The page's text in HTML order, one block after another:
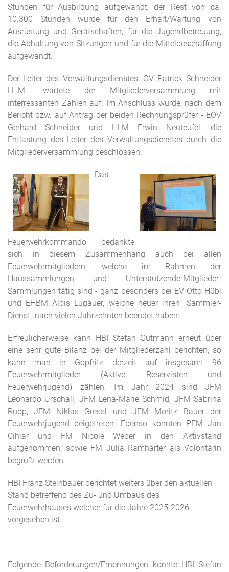
Stunden für Ausbildung aufgewandt, der Rest von ca.
10.300 Stunden wurde für den Erhalt/Wartung von
Ausrüstung und Gerätschaften, für die Jugendbetreuung,
die Abhaltung von Sitzungen und für die Mittelbeschaffung
aufgewandt.
Der Leiter des Verwaltungsdienstes, OV Patrick Schneider
LL.M., wartete der Mitgliederversammlung mit
interressanten Zahlen auf. Im Anschluss wurde, nach dem
Bericht bzw. auf Antrag der beiden Rechnungsprüfer - EOV
Gerhard Schneider und HLM Erwin Neuteufel, die
Entlastung des Leiter des Verwaltungsdienstes durch die
Mitgliederversammlung beschlossen.
Das
Feuerwehrkommando bedankte
sich in diesem Zusammenhang auch bei allen
Feuerwehrmitgliedern, welche im Rahmen der
Haussammlungen und Unterstützende-Mitglieder-
Sammlungen tätig sind - ganz besonders bei EV Otto Hübl
und EHBM Alois Lugauer, welche heuer ihren "Sammler-
Dienst" nach vielen Jahrzehnten beendet haben.
Erfreulicherweise kann HBI Stefan Gutmann erneut über
eine sehr gute Bilanz bei der Mitgliederzahl berichten, so
kann man in Göpfritz derzeit auf insgesamt 96
Feuerwehrmitglieder (Aktive, Reservisten und
Feuerwehrjugend) zählen. Im Jahr 2024 sind JFM
Leonardo Urschall, JFM Lena-Marie Schmid, JFM Sabrina
Rupp, JFM Niklas Gressl und JFM Moritz Bauer der
Feuerwehrjugend beigetreten. Ebenso konnten PFM Jan
Cihlar und FM Nicole Weber in den Aktivstand
aufgenommen, sowie FM Julia Ramharter als Volontärin
begrüßt werden.
HBI Franz Steinbauer berichtet weiters über den aktuellen
Stand betreffend des Zu- und Umbaus des
Feuerwehrhauses welcher für die Jahre 2025-2026
vorgesehen ist.
Folgende Beförderungen/Ernennungen konnte HBI Stefan